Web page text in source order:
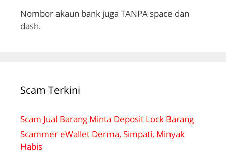
Nombor akaun bank juga TANPA space dan
dash.
Scam Terkini
Scam Jual Barang Minta Deposit Lock Barang
Scammer eWallet Derma, Simpati, Minyak
Habis